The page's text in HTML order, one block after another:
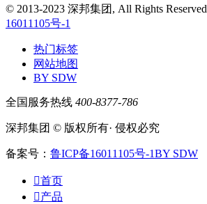
© 2013-2023 深邦集团, All Rights Reserved
16011105号-1
热门标签
网站地图
BY SDW
全国服务热线 400-8377-786
深邦集团 © 版权所有· 侵权必究
备案号： 鲁ICP备16011105号-1BY SDW
首页
产品